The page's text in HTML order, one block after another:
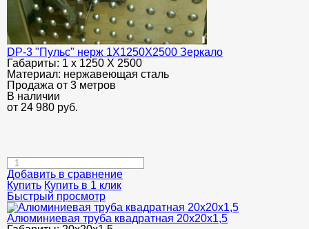
DP-3 "Пульс" нерж 1Х1250Х2500 Зеркало
Габариты: 1 х 1250 Х 2500
Материал: нержавеющая сталь
Продажа от 3 метров
В наличии
от 24 980 руб.
Добавить в сравнение
Купить Купить в 1 клик
Быстрый просмотр
Алюминиевая труба квадратная 20х20х1,5